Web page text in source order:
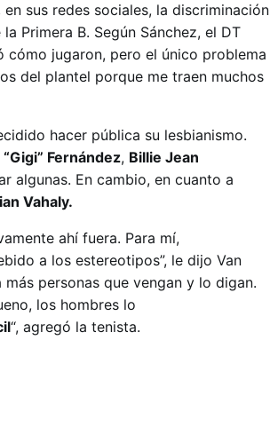
en sus redes sociales, la discriminación
Primera B. Según Sánchez, el DT
cómo jugaron, pero el único problema
del plantel porque me traen muchos
hacer pública su lesbianismo.
Fernández, Billie Jean
algunas. En cambio, en cuanto a
Vahaly.
ahí fuera. Para mí,
a los estereotipos”, le dijo Van
personas que vengan y lo digan.
los hombres lo
“, agregó la tenista.